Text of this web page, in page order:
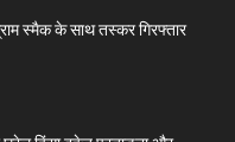
स्मैक के साथ तस्कर गिरफ्तार